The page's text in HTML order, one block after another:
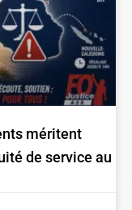
méritent
de service au